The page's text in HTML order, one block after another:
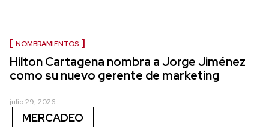
NOMBRAMIENTOS
Hilton Cartagena nombra a Jorge Jiménez
como su nuevo gerente de marketing
julio 29, 2026
MERCADEO